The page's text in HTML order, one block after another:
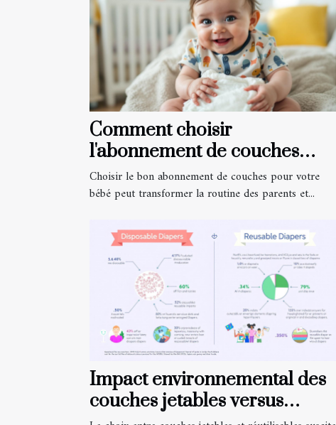
Comment choisir
l'abonnement de couches
idéal pour votre bébé?
Choisir le bon abonnement de couches pour votre
bébé peut transformer la routine des parents et...
Impact environnemental des
couches jetables versus